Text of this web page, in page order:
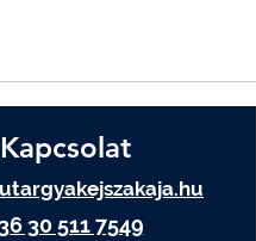
Kapcsolat
30 511 7549